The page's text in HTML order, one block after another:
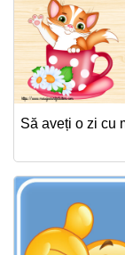
Să aveți o zi cu